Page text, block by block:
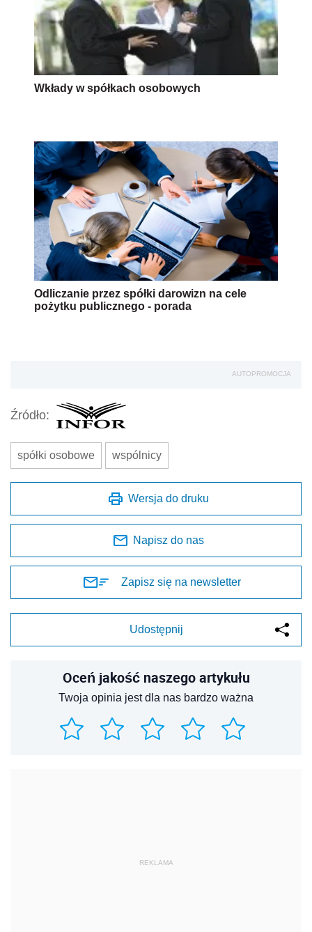
Wkłady w spółkach osobowych
Odliczanie przez spółki darowizn na cele
pożytku publicznego - porada
AUTOPROMOCJA
Źródło:
spółki osobowe wspólnicy
Wersja do druku
Napisz do nas
Zapisz się na newsletter
Udostępnij
Oceń jakość naszego artykułu
Twoja opinia jest dla nas bardzo ważna
REKLAMA